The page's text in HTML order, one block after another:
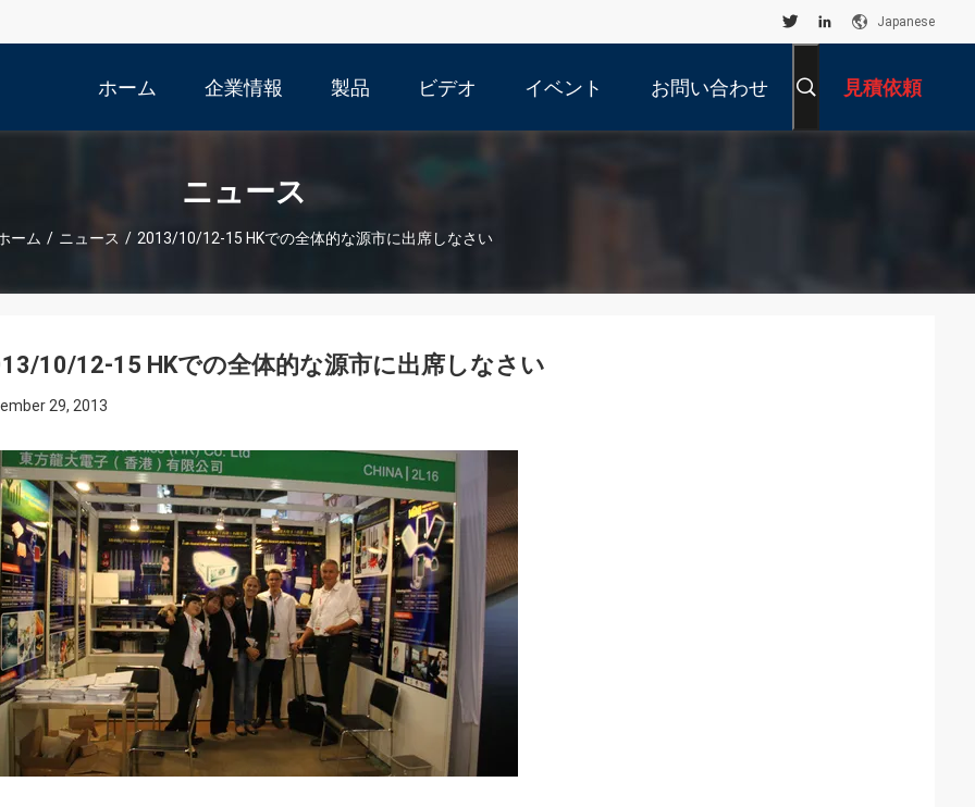
Japanese
ホーム 企業情報 製品 ビデオ イベント お問い合わせ 見積依頼
ニュース
ーム / ニュース / 2013/10/12-15 HKでの全体的な源市に出席しなさい
10/12-15 HKでの全体的な源市に出席しなさい
29, 2013